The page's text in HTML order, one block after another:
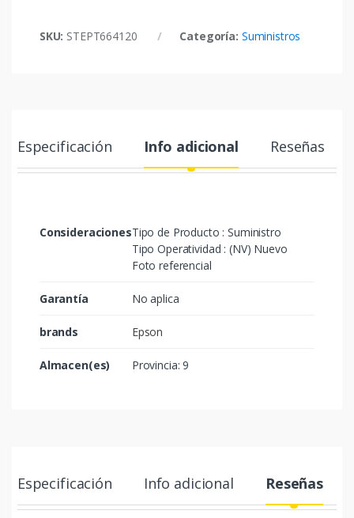
SKU: STEPT664120 Categoría: Suministros
Especificación Info adicional Reseñas
ConsideracionesTipo de Producto : Suministro
Tipo Operatividad : (NV) Nuevo
Foto referencial
Garantía No aplica
brands Epson
Almacen(es) Provincia: 9
Especificación Info adicional Reseñas